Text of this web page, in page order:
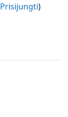
Prisijungti)